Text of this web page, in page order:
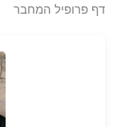
דף פרופיל המחבר